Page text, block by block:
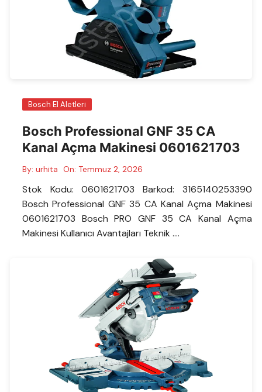
Bosch El Aletleri
Bosch Professional GNF 35 CA
Kanal Açma Makinesi 0601621703
By: urhita On: Temmuz 2, 2026
Stok Kodu: 0601621703 Barkod: 3165140253390
Bosch Professional GNF 35 CA Kanal Açma Makinesi
0601621703 Bosch PRO GNF 35 CA Kanal Açma
Makinesi Kullanıcı Avantajları Teknik ….